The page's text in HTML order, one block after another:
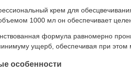
крем для
1000 мл он обеспечивает
формула равномерно
ущерб, обеспечивая при этом
особенности